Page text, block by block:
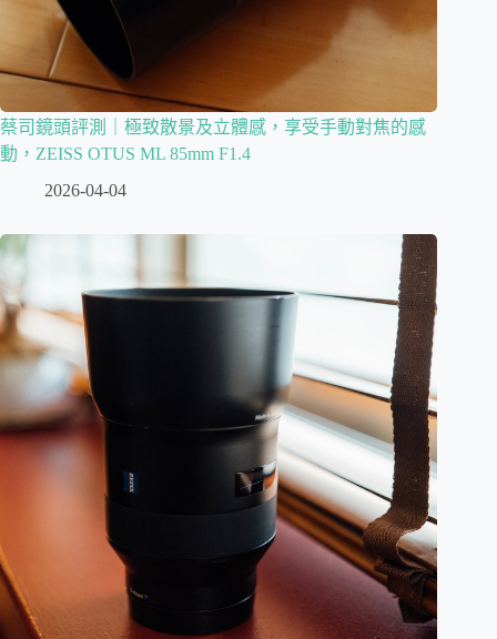
蔡司鏡頭評測｜極致散景及立體感，享受手動對焦的感
動，ZEISS OTUS ML 85mm F1.4
2026-04-04